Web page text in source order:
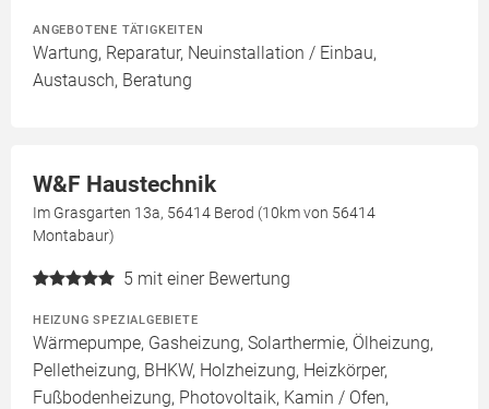
ANGEBOTENE TÄTIGKEITEN
Wartung, Reparatur, Neuinstallation / Einbau,
Austausch, Beratung
W&F Haustechnik
Im Grasgarten 13a, 56414 Berod (10km von 56414
Montabaur)
5 mit einer Bewertung
HEIZUNG SPEZIALGEBIETE
Wärmepumpe, Gasheizung, Solarthermie, Ölheizung,
Pelletheizung, BHKW, Holzheizung, Heizkörper,
Fußbodenheizung, Photovoltaik, Kamin / Ofen,